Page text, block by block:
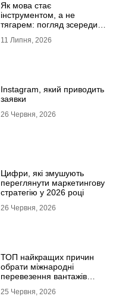
Як мова стає
інструментом, а не
тягарем: погляд зсередини
11 Липня, 2026
Instagram, який приводить
заявки
26 Червня, 2026
Цифри, які змушують
переглянути маркетингову
стратегію у 2026 році
26 Червня, 2026
ТОП найкращих причин
обрати міжнародні
перевезення вантажів
25 Червня, 2026